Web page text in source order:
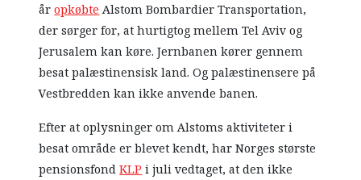
åropkøbteAlstom Bombardier Transportation,
der sørger for, at hurtigtog mellem Tel Aviv og
Jerusalem kan køre. Jernbanen kører gennem
besat palæstinensisk land. Og palæstinensere på
Vestbredden kan ikke anvende banen.
Efter at oplysninger om Alstoms aktiviteter i
besat område er blevet kendt, har Norges største
pensionsfondKLP i juli vedtaget, at den ikke